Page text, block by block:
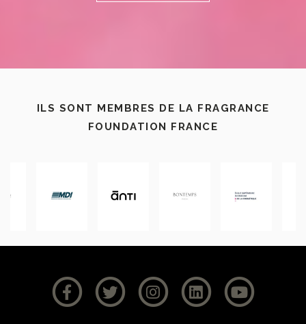
ILS SONT MEMBRES DE LA FRAGRANCE
FOUNDATION FRANCE